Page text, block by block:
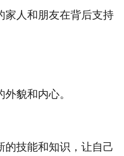
家人和朋友在背后支持
貌和内心。
技能和知识，让自己